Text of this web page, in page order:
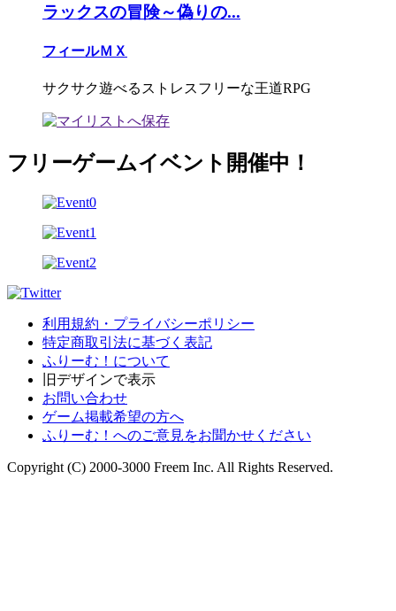
ラックスの冒険～偽りの...
フィールＭＸ
サクサク遊べるストレスフリーな王道RPG
フリーゲームイベント開催中！
利用規約・プライバシーポリシー
特定商取引法に基づく表記
ふりーむ！について
旧デザインで表示
お問い合わせ
ゲーム掲載希望の方へ
ふりーむ！へのご意見をお聞かせください
Copyright (C) 2000-3000 Freem Inc. All Rights Reserved.